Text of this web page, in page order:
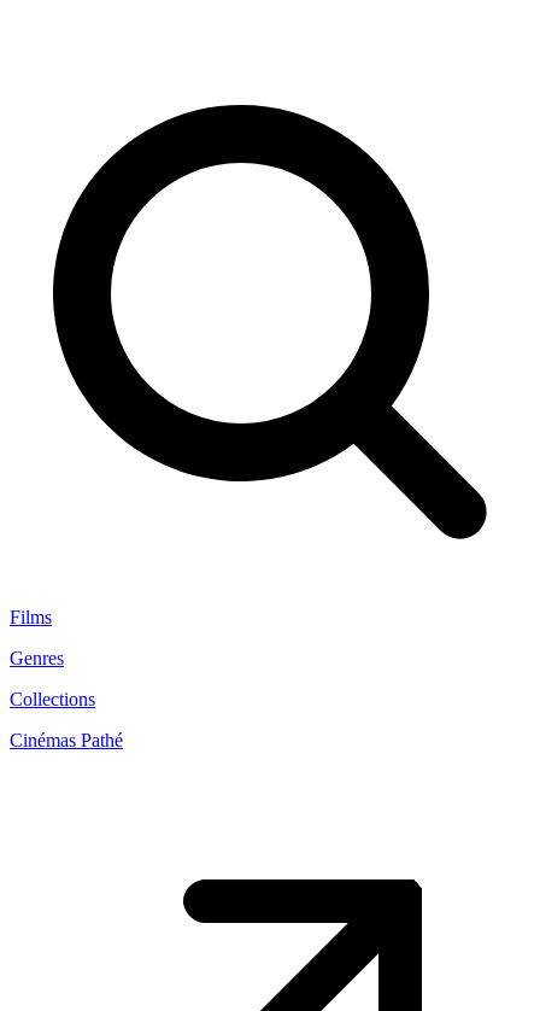
Films
Genres
Collections
Cinémas Pathé